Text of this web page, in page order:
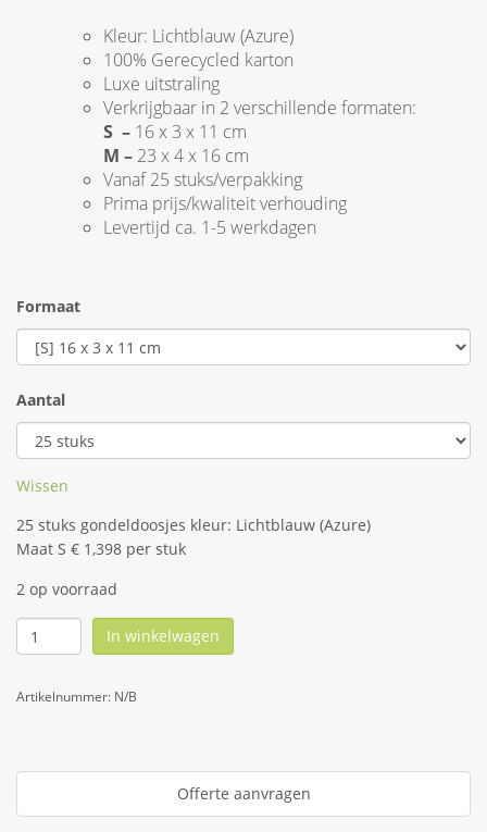
Kleur: Lichtblauw (Azure)
100% Gerecycled karton
Luxe uitstraling
Verkrijgbaar in 2 verschillende formaten:
S – 16 x 3 x 11 cm
M – 23 x 4 x 16 cm
Vanaf 25 stuks/verpakking
Prima prijs/kwaliteit verhouding
Levertijd ca. 1-5 werkdagen
Formaat
Aantal
Wissen
25 stuks gondeldoosjes kleur: Lichtblauw (Azure)
Maat S € 1,398 per stuk
2 op voorraad
In winkelwagen
Artikelnummer: N/B
Offerte aanvragen